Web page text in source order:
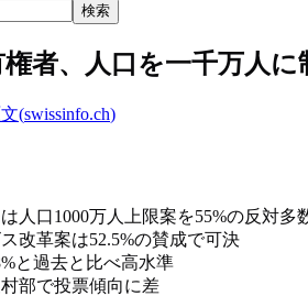
検索
者、人口を一千万人
(swissinfo.ch)
人口1000万人上限案を55%の反対多
改革案は52.5%の賛成で可決
と過去と比べ高水準
部で投票傾向に差